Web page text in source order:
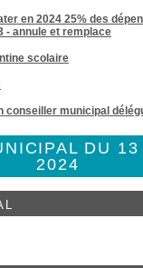
en 2024 25% des
- annule et remplace
scolaire
conseiller municipal
DU 13
2024